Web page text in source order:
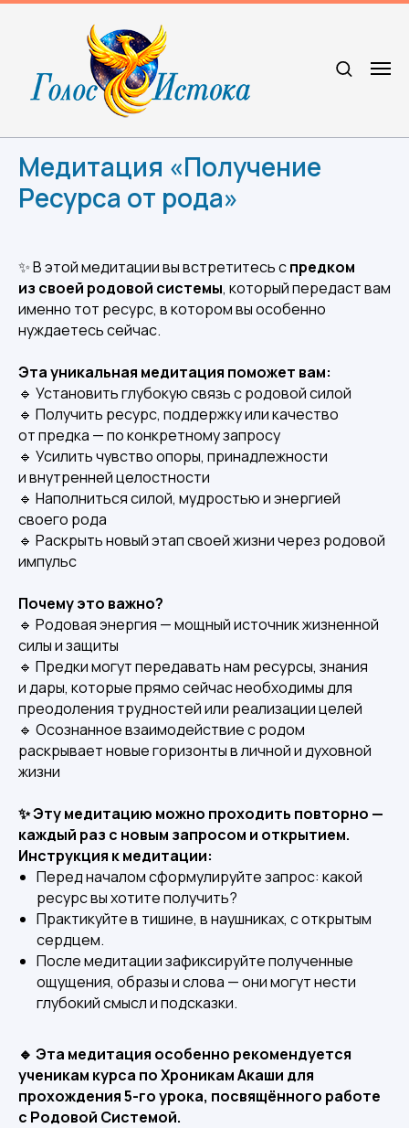
Медитация «Получение
Ресурса от рода»
✨ В этой медитации вы встретитесь спредком
из своей родовой системы, который передаст вам
именно тот ресурс, в котором вы особенно
нуждаетесь сейчас.
Эта уникальная медитация поможет вам:
🔹 Установить глубокую связь с родовой силой
🔹 Получить ресурс, поддержку или качество
от предка — по конкретному запросу
🔹 Усилить чувство опоры, принадлежности
и внутренней целостности
🔹 Наполниться силой, мудростью и энергией
своего рода
🔹 Раскрыть новый этап своей жизни через родовой
импульс
Почему это важно?
🔹 Родовая энергия — мощный источник жизненной
силы и защиты
🔹 Предки могут передавать нам ресурсы, знания
и дары, которые прямо сейчас необходимы для
преодоления трудностей или реализации целей
🔹 Осознанное взаимодействие с родом
раскрывает новые горизонты в личной и духовной
жизни
✨ Эту медитацию можно проходить повторно —
каждый раз с новым запросом и открытием.
Инструкция к медитации:
Перед началом сформулируйте запрос: какой
ресурс вы хотите получить?
Практикуйте в тишине, в наушниках, с открытым
сердцем.
После медитации зафиксируйте полученные
ощущения, образы и слова — они могут нести
глубокий смысл и подсказки.
🔹 Эта медитация особенно рекомендуется
ученикам курса по Хроникам Акаши для
прохождения 5-го урока, посвящённого работе
с Родовой Системой.